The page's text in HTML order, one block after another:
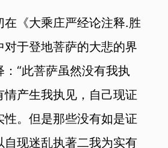
在《大乘庄严经论注释.胜
对于登地菩萨的大悲的界
“此菩萨虽然没有我执
情产生我执见，自己现证
性。但是那些没有如是证
自现迷乱执著二我为实有